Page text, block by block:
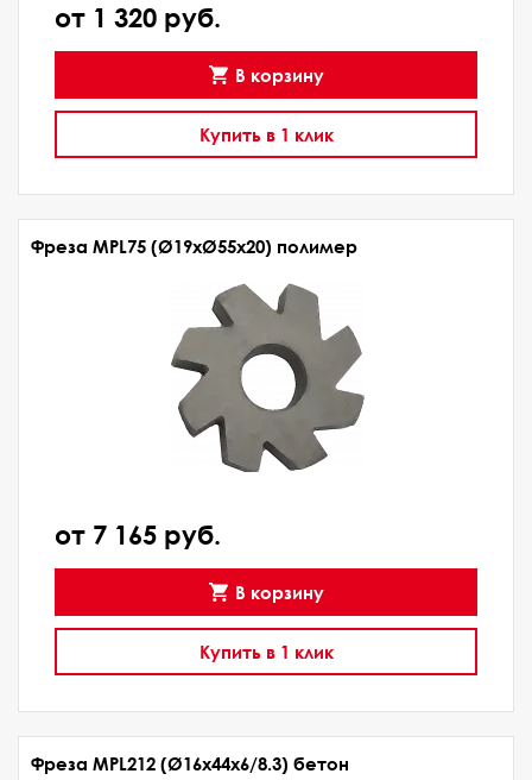
от 1 320 руб.
В корзину
Купить в 1 клик
Фреза MPL75 (Ø19xØ55x20) полимер
от 7 165 руб.
В корзину
Купить в 1 клик
Фреза MPL212 (Ø16x44x6/8.3) бетон